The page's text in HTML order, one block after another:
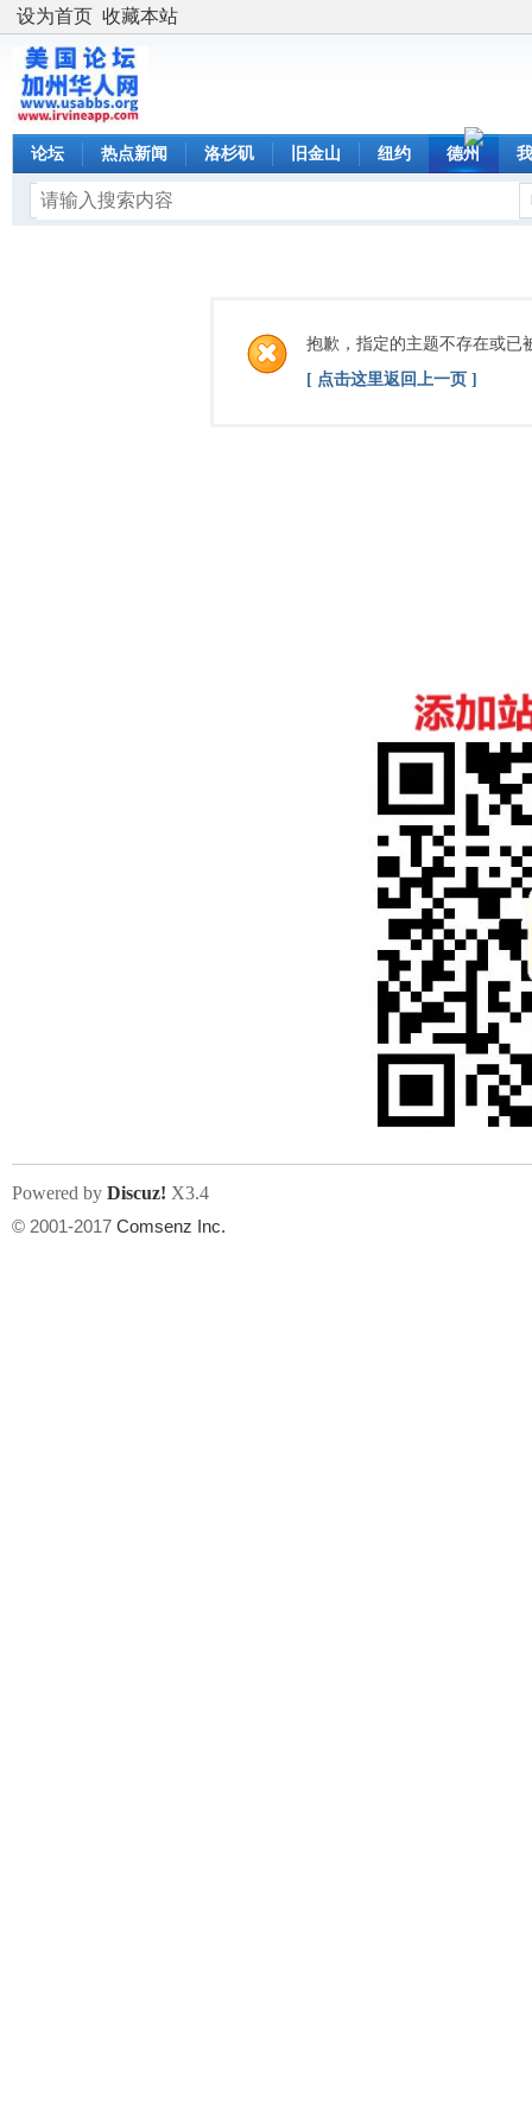
设为首页 收藏本站
论坛 热点新闻 洛杉矶 旧金山 纽约 德州
抱歉，指定的主题不存在或已
[ 点击这里返回上一页 ]
Powered by Discuz! X3.4
© 2001-2017 Comsenz Inc.